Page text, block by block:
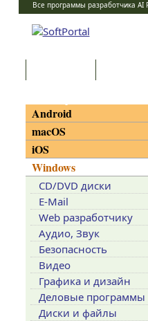
Все программы разработчика AI
Android
macOS
iOS
Windows
CD/DVD диски
E-Mail
Web разработчику
Аудио, Звук
Безопасность
Видео
Графика и дизайн
Деловые программы
Диски и файлы